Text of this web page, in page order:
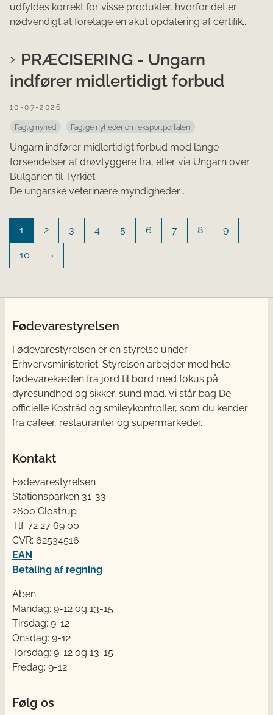
udfyldes korrekt for visse produkter, hvorfor det er
nødvendigt at foretage en akut opdatering af certifik...
PRÆCISERING - Ungarn
indfører midlertidigt forbud
10-07-2026
Faglig nyhed Faglige nyheder om eksportportalen
Ungarn indfører midlertidigt forbud mod lange
forsendelser af drøvtyggere fra, eller via Ungarn over
Bulgarien til Tyrkiet.
De ungarske veterinære myndigheder...
1 2 3 4 5 6 7 8 9
10
Fødevarestyrelsen
Fødevarestyrelsen er en styrelse under
Erhvervsministeriet. Styrelsen arbejder med hele
fødevarekæden fra jord til bord med fokus på
dyresundhed og sikker, sund mad. Vi står bag De
officielle Kostråd og smileykontroller, som du kender
fra cafeer, restauranter og supermarkeder.
Kontakt
Fødevarestyrelsen
Stationsparken 31-33
2600 Glostrup
Tlf. 72 2​​​7 69 00
CVR: 62534516
EAN
Betaling af regning
Åben:
Mandag: 9-12 og 13-15
Tirsdag: 9-12
Onsdag: 9-12
Torsdag: 9-12 og 13-15
Fredag: 9-12
Følg os